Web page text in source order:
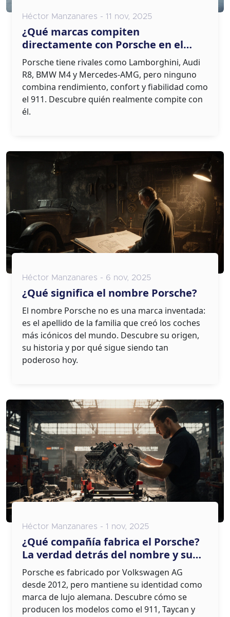
Héctor Manzanares - 11 nov, 2025
¿Qué marcas compiten
directamente con Porsche en el
mercado de autos deportivos?
Porsche tiene rivales como Lamborghini, Audi
R8, BMW M4 y Mercedes-AMG, pero ninguno
combina rendimiento, confort y fiabilidad como
el 911. Descubre quién realmente compite con
él.
Héctor Manzanares - 6 nov, 2025
¿Qué significa el nombre Porsche?
El nombre Porsche no es una marca inventada:
es el apellido de la familia que creó los coches
más icónicos del mundo. Descubre su origen,
su historia y por qué sigue siendo tan
poderoso hoy.
Héctor Manzanares - 1 nov, 2025
¿Qué compañía fabrica el Porsche?
La verdad detrás del nombre y su
historia
Porsche es fabricado por Volkswagen AG
desde 2012, pero mantiene su identidad como
marca de lujo alemana. Descubre cómo se
producen los modelos como el 911, Taycan y